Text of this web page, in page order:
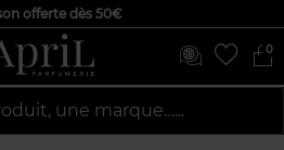
offerte dès 50€
0
une marque…...